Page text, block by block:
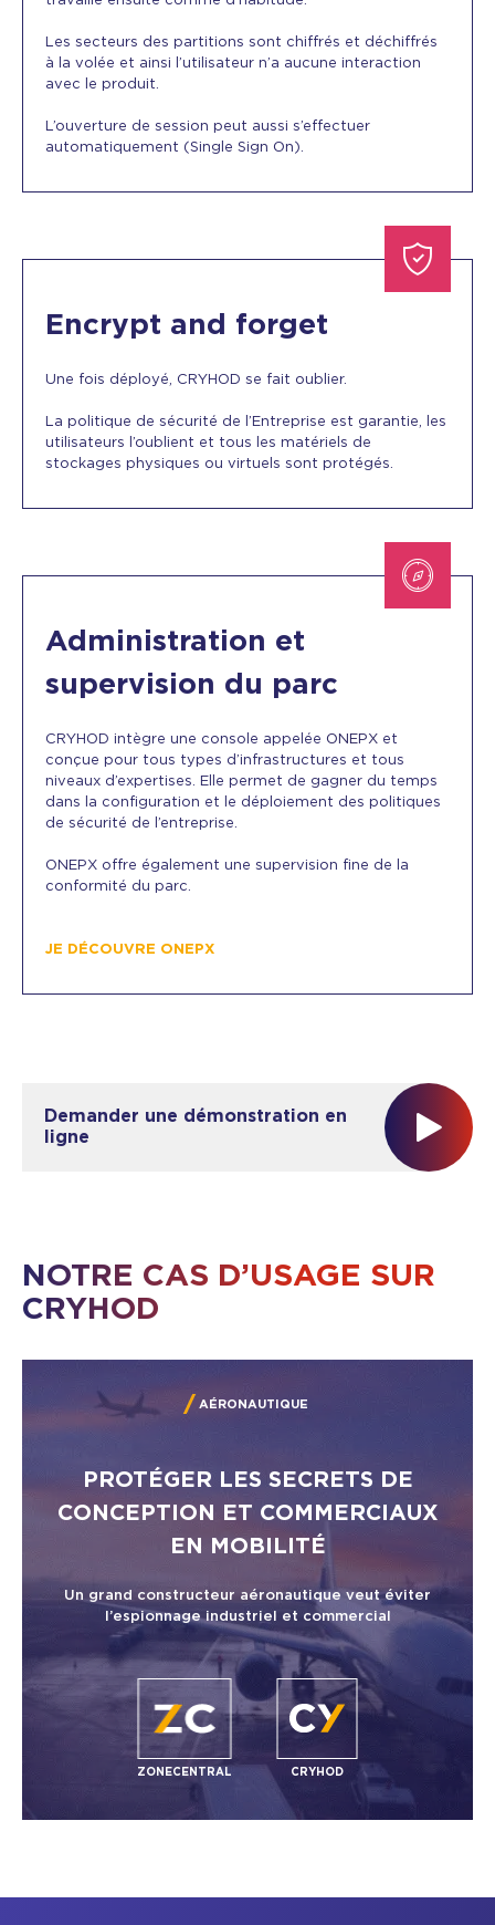
Les secteurs des partitions sont chiffrés et déchiffrés
à la volée et ainsi l’utilisateur n’a aucune interaction
avec le produit.
L’ouverture de session peut aussi s’effectuer
automatiquement (Single Sign On).
Encrypt and forget
Une fois déployé, CRYHOD se fait oublier.
La politique de sécurité de l’Entreprise est garantie, les
utilisateurs l’oublient et tous les matériels de
stockages physiques ou virtuels sont protégés.
Administration et
supervision du parc
CRYHOD intègre une console appelée ONEPX et
conçue pour tous types d’infrastructures et tous
niveaux d’expertises. Elle permet de gagner du temps
dans la configuration et le déploiement des politiques
de sécurité de l’entreprise.
ONEPX offre également une supervision fine de la
conformité du parc.
JE DÉCOUVRE ONEPX
Demander une démonstration en
ligne
NOTRE CAS D’USAGE SUR
CRYHOD
AÉRONAUTIQUE
PROTÉGER LES SECRETS DE
CONCEPTION ET COMMERCIAUX
EN MOBILITÉ
Un grand constructeur aéronautique veut éviter
l’espionnage industriel et commercial
ZONECENTRAL CRYHOD